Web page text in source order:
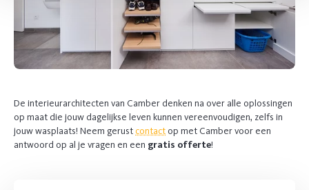
De interieurarchitecten van Camber denken na over alle oplossingen
op maat die jouw dagelijkse leven kunnen vereenvoudigen, zelfs in
jouw wasplaats! Neem gerustcontactop met Camber voor een
antwoord op al je vragen en een gratis offerte!